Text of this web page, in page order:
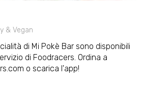
& Vegan
di Mi Pokè Bar sono disponibili
di Foodracers. Ordina a
o scarica l'app!